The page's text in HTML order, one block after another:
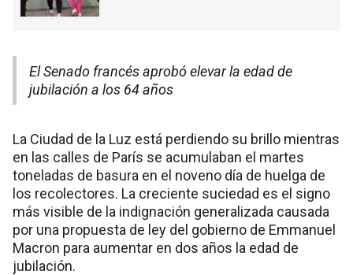
El Senado francés aprobó elevar la edad de
jubilación a los 64 años
La Ciudad de la Luz está perdiendo su brillo mientras
en las calles de París se acumulaban el martes
toneladas de basura en el noveno día de huelga de
los recolectores. La creciente suciedad es el signo
más visible de la indignación generalizada causada
por una propuesta de ley del gobierno de Emmanuel
Macron para aumentar en dos años la edad de
jubilación.